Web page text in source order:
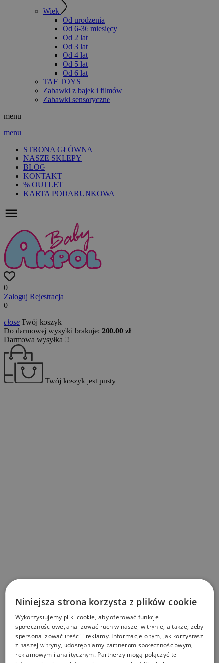
Wiek
Od urodzenia
Od 6-36 miesięcy
Od 2 lat
Od 3 lat
Od 4 lat
Od 5 lat
Od 6 lat
TAF TOYS
Zabawki z bajek i filmów
Zabawki sensoryczne
menu
menu
STRONA GŁÓWNA
NASZE SKLEPY
BLOG
KONTAKT
% OUTLET
KARTA PODARUNKOWA
0
Zaloguj Rejestracja
0
close Twój koszyk
Do darmowej wysyłki brakuje: 200.00 zł
Darmowa wysyłka !!
Twój koszyk jest pusty
Niniejsza strona korzysta z plików cookie
Wykorzystujemy pliki cookie, aby oferować funkcje
społecznościowe, analizować ruch w naszej witrynie, a także, żeby
spersonalizować treści i reklamy. Informacje o tym, jak korzystasz
z naszej witryny, udostępniamy partnerom społecznościowym,
reklamowym i analitycznym. Partnerzy mogą połączyć te